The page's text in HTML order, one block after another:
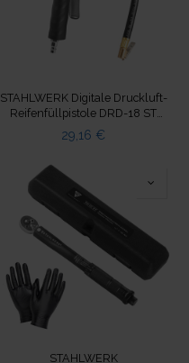
STAHLWERK Digitale Druckluft-
Reifenfüllpistole DRD-18 ST
Druckprüfer 0-18 Bar
29,16 €
STAHLWERK